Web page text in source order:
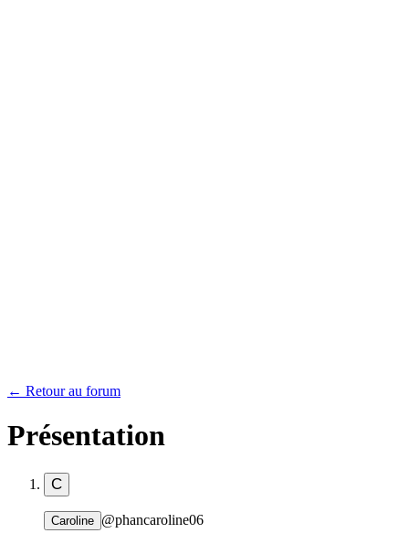
← Retour au forum
Présentation
C
Caroline @phancaroline06